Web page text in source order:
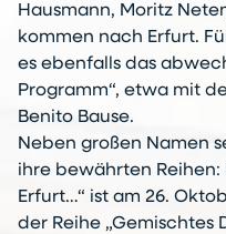
Hausmann, Moritz
kommen nach Erfurt.
es ebenfalls das
Programm“, etwa mit
Benito Bause.
Neben großen Namen
ihre bewährten Reihen:
Erfurt…“ ist am 26.
der Reihe „Gemischtes